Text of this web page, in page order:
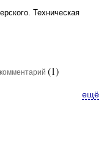
Техническая
(1)
ещё